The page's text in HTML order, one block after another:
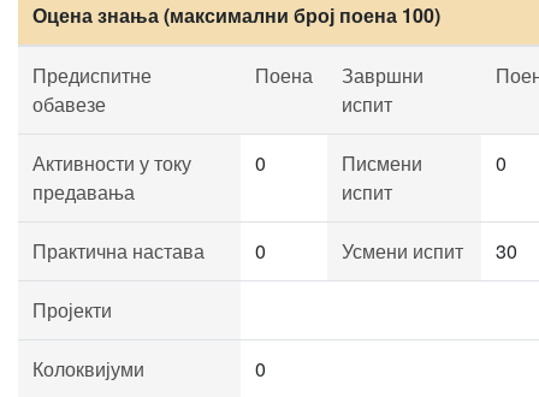
Оцена знања (максимални број поена 100)
Предиспитне
обавезе
Поена
Завршни
испит
Активности у току
предавања
0
Писмени
испит
0
Практична настава 0 Усмени испит 30
Пројекти
Колоквијуми 0